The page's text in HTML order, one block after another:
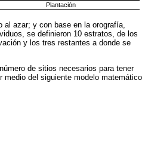
Plantación
al azar; y con base en la orografía,
se definieron 10 estratos, de los
y los tres restantes a donde se
de sitios necesarios para tener
del siguiente modelo matemático